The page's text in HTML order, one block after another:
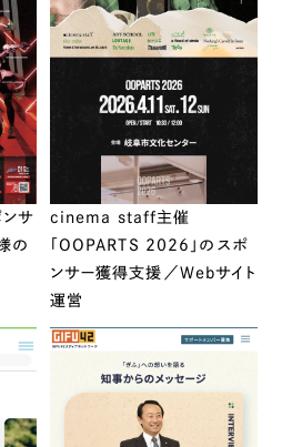
ンサ
の
cinema staff主催
「OOPARTS 2026」のスポ
ンサー獲得支援／Webサイト
運営